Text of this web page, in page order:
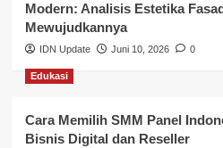
Sosial & Budaya
Sosial & Kesejahteraan
Modern: Analisis Estetika
Mewujudkannya
IDN Update Juni 10, 2026 0
Edukasi
Cara Memilih SMM Panel
Bisnis Digital dan Reseller